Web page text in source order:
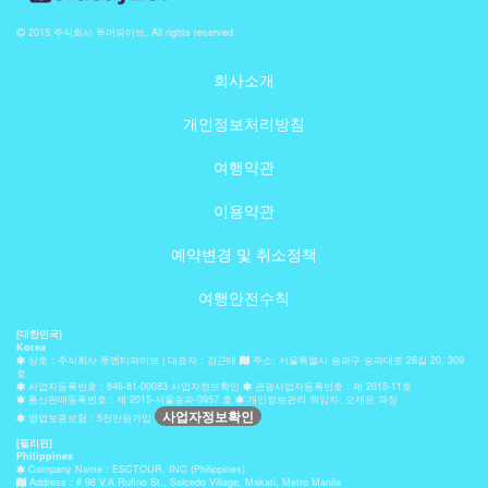
2015 주식회사 투어파이브, All rights reserved
회사소개
개인정보처리방침
여행약관
이용약관
예약변경 및 취소정책
여행안전수칙
[대한민국]
Korea
상호 : 주식회사 투엔티파이브 | 대표자 : 김근태
주소: 서울특별시 송파구 송파대로 28길 20, 309
호
사업자등록번호 : 846-81-00083 사업자정보확인
관광사업자등록번호 : 제 2015-11호
통신판매등록번호 : 제 2015-서울송파-0957 호
개인정보관리 책임자: 오재은 과장
영업보증보험 : 5천만원가입
사업자정보확인
[필리핀]
Philippines
Company Name : ESCTOUR, INC (Philippines)
Address : # 98 V.A Rufino St., Salcedo Village, Makati, Metro Manila